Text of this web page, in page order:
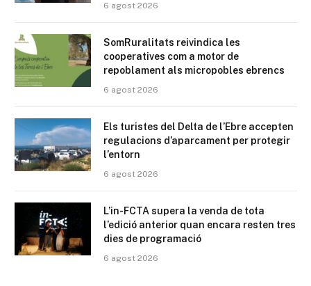
6 agost 2026
SomRuralitats reivindica les
cooperatives com a motor de
repoblament als micropobles ebrencs
6 agost 2026
Els turistes del Delta de l’Ebre accepten
regulacions d’aparcament per protegir
l’entorn
6 agost 2026
L’in-FCTA supera la venda de tota
l’edició anterior quan encara resten tres
dies de programació
6 agost 2026